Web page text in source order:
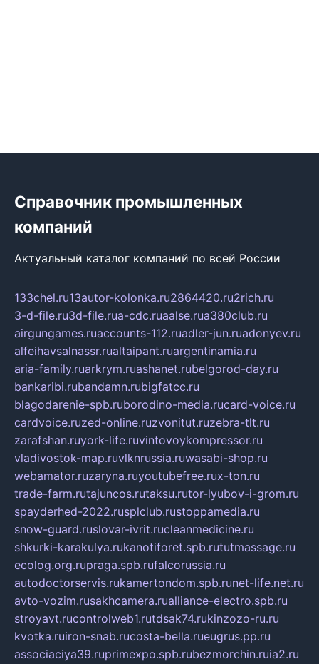
Справочник промышленных
компаний
Актуальный каталог компаний по всей России
133chel.ru13autor-kolonka.ru2864420.ru2rich.ru
3-d-file.ru3d-file.rua-cdc.ruaalse.rua380club.ru
airgungames.ruaccounts-112.ruadler-jun.ruadonyev.ru
alfeihavsalnassr.rualtaipant.ruargentinamia.ru
aria-family.ruarkrym.ruashanet.rubelgorod-day.ru
bankaribi.rubandamn.rubigfatcc.ru
blagodarenie-spb.ruborodino-media.rucard-voice.ru
cardvoice.ruzed-online.ruzvonitut.ruzebra-tlt.ru
zarafshan.ruyork-life.ruvintovoykompressor.ru
vladivostok-map.ruvlknrussia.ruwasabi-shop.ru
webamator.ruzaryna.ruyoutubefree.rux-ton.ru
trade-farm.rutajuncos.rutaksu.rutor-lyubov-i-grom.ru
spayderhed-2022.rusplclub.rustoppamedia.ru
snow-guard.ruslovar-ivrit.rucleanmedicine.ru
shkurki-karakulya.rukanotiforet.spb.rututmassage.ru
ecolog.org.rupraga.spb.rufalcorussia.ru
autodoctorservis.rukamertondom.spb.runet-life.net.ru
avto-vozim.rusakhcamera.rualliance-electro.spb.ru
stroyavt.rucontrolweb1.rutdsak74.rukinzozo-ru.ru
kvotka.ruiron-snab.rucosta-bella.rueugrus.pp.ru
associaciya39.ruprimexpo.spb.rubezmorchin.ruia2.ru